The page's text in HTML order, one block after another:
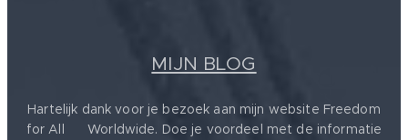
MIJN BLOG
Hartelijk dank voor je bezoek aan mijn website Freedom
for All ❤️ Worldwide. Doe je voordeel met de informatie